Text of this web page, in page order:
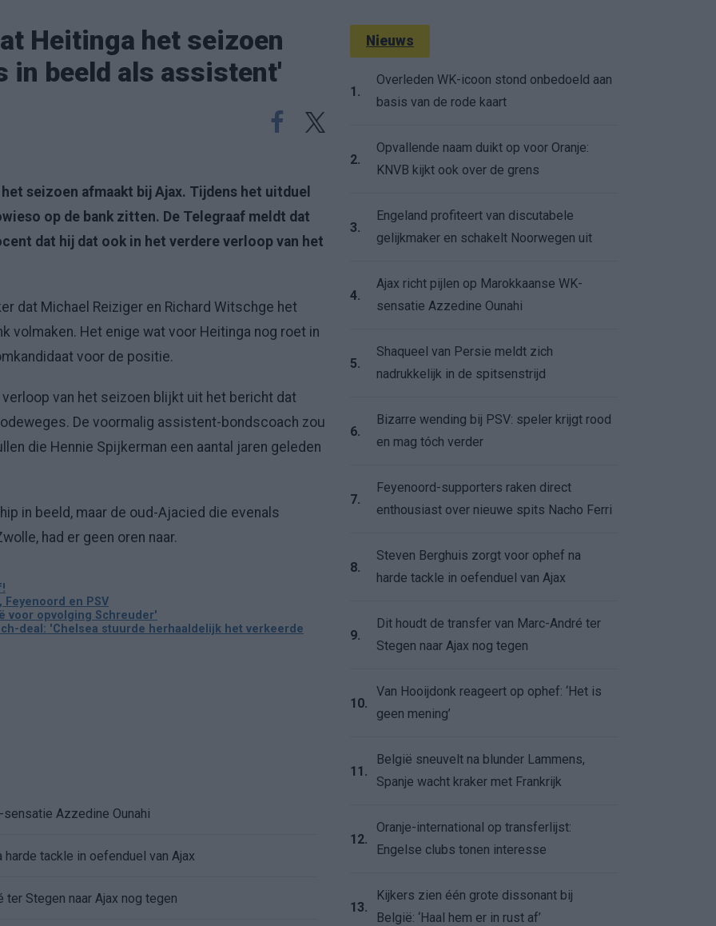
Heitinga het seizoen
in beeld als assistent'
seizoen afmaakt bij Ajax. Tijdens het uitduel
op de bank zitten. De Telegraaf meldt dat
dat hij dat ook in het verdere verloop van het
dat Michael Reiziger en Richard Witschge het
volmaken. Het enige wat voor Heitinga nog roet in
voor de positie.
van het seizoen blijkt uit het bericht dat
De voormalig assistent-bondscoach zou
die Hennie Spijkerman een aantal jaren geleden
in beeld, maar de oud-Ajacied die evenals
had er geen oren naar.
en PSV
voor opvolging Schreuder'
deal: 'Chelsea stuurde herhaaldelijk het verkeerde
Azzedine Ounahi
tackle in oefenduel van Ajax
Stegen naar Ajax nog tegen
Nieuws
1.
Overleden WK-icoon stond onbedoeld aan
basis van de rode kaart
2.
Opvallende naam duikt op voor Oranje:
KNVB kijkt ook over de grens
3.
Engeland profiteert van discutabele
gelijkmaker en schakelt Noorwegen uit
4.
Ajax richt pijlen op Marokkaanse WK-
sensatie Azzedine Ounahi
5.
Shaqueel van Persie meldt zich
nadrukkelijk in de spitsenstrijd
6.
Bizarre wending bij PSV: speler krijgt rood
en mag tóch verder
7.
Feyenoord-supporters raken direct
enthousiast over nieuwe spits Nacho Ferri
8.
Steven Berghuis zorgt voor ophef na
harde tackle in oefenduel van Ajax
9.
Dit houdt de transfer van Marc-André ter
Stegen naar Ajax nog tegen
10.
Van Hooijdonk reageert op ophef: ‘Het is
geen mening’
11.
België sneuvelt na blunder Lammens,
Spanje wacht kraker met Frankrijk
12.
Oranje-international op transferlijst:
Engelse clubs tonen interesse
13.
Kijkers zien één grote dissonant bij
België: ‘Haal hem er in rust af’